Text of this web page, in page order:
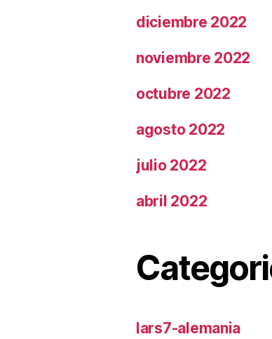
diciembre 2022
noviembre 2022
octubre 2022
agosto 2022
julio 2022
abril 2022
lars7-alemania